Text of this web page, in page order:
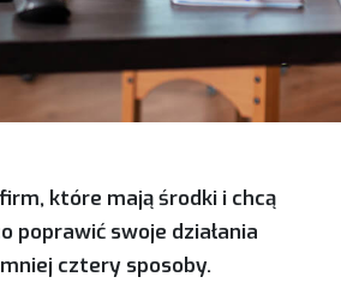
które mają środki i chcą
poprawić swoje działania
cztery sposoby.